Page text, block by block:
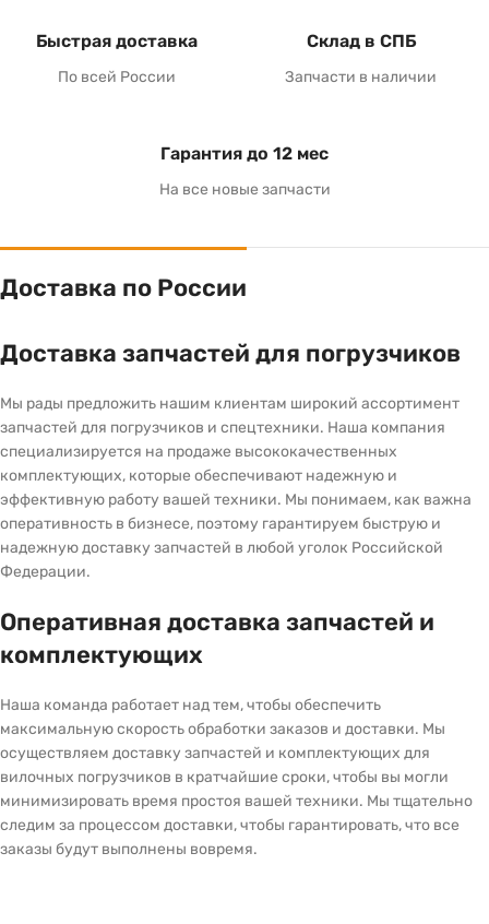
Быстрая доставка
По всей России
Склад в СПБ
Запчасти в наличии
Гарантия до 12 мес
На все новые запчасти
Доставка по России
Доставка запчастей для погрузчиков
Мы рады предложить нашим клиентам широкий ассортимент
запчастей для погрузчиков и спецтехники. Наша компания
специализируется на продаже высококачественных
комплектующих, которые обеспечивают надежную и
эффективную работу вашей техники. Мы понимаем, как важна
оперативность в бизнесе, поэтому гарантируем быструю и
надежную доставку запчастей в любой уголок Российской
Федерации.
Оперативная доставка запчастей и
комплектующих
Наша команда работает над тем, чтобы обеспечить
максимальную скорость обработки заказов и доставки. Мы
осуществляем доставку запчастей и комплектующих для
вилочных погрузчиков в кратчайшие сроки, чтобы вы могли
минимизировать время простоя вашей техники. Мы тщательно
следим за процессом доставки, чтобы гарантировать, что все
заказы будут выполнены вовремя.